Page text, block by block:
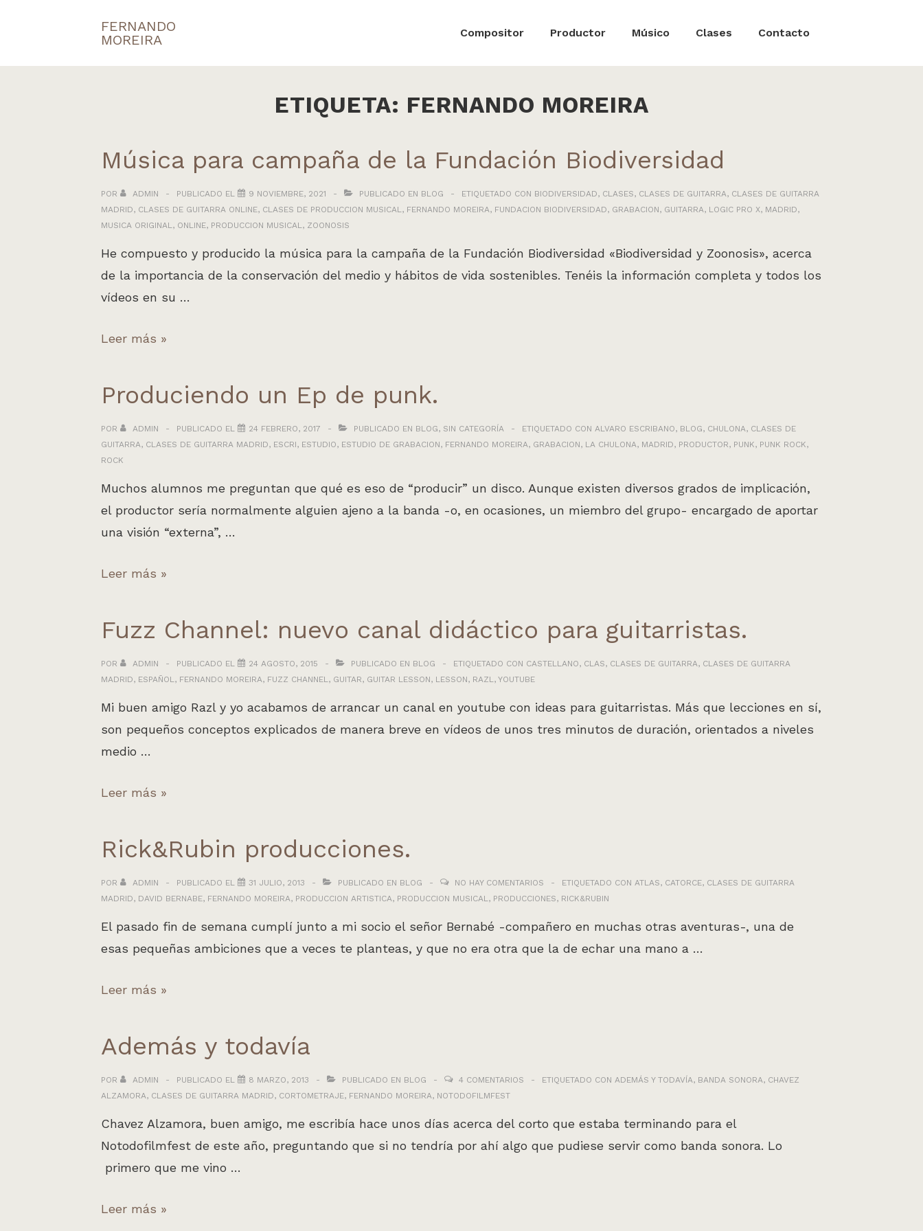
FERNANDO
MOREIRA
Compositor Productor Músico Clases Contacto
ETIQUETA: FERNANDO MOREIRA
Música para campaña de la Fundación Biodiversidad
POR ADMIN PUBLICADO EL 9 NOVIEMBRE, 2021 PUBLICADO EN BLOG ETIQUETADO CON BIODIVERSIDAD, CLASES, CLASES DE GUITARRA, CLASES DE GUITARRA
MADRID, CLASES DE GUITARRA ONLINE, CLASES DE PRODUCCION MUSICAL, FERNANDO MOREIRA, FUNDACION BIODIVERSIDAD, GRABACION, GUITARRA, LOGIC PRO X, MADRID,
MUSICA ORIGINAL, ONLINE, PRODUCCION MUSICAL, ZOONOSIS
He compuesto y producido la música para la campaña de la Fundación Biodiversidad «Biodiversidad y Zoonosis», acerca
de la importancia de la conservación del medio y hábitos de vida sostenibles. Tenéis la información completa y todos los
vídeos en su …
Música
de
la
Fundación
Leer más »
Produciendo un Ep de punk.
POR ADMIN PUBLICADO EL 24 FEBRERO, 2017 PUBLICADO EN BLOG, SIN CATEGORÍA ETIQUETADO CON ALVARO ESCRIBANO, BLOG, CHULONA, CLASES DE
GUITARRA, CLASES DE GUITARRA MADRID, ESCRI, ESTUDIO, ESTUDIO DE GRABACION, FERNANDO MOREIRA, GRABACION, LA CHULONA, MADRID, PRODUCTOR, PUNK, PUNK ROCK,
ROCK
Muchos alumnos me preguntan que qué es eso de “producir” un disco. Aunque existen diversos grados de implicación,
el productor sería normalmente alguien ajeno a la banda -o, en ocasiones, un miembro del grupo- encargado de aportar
una visión “externa”, …
Produciendo
de
punk.
Leer más »
Fuzz Channel: nuevo canal didáctico para guitarristas.
POR ADMIN PUBLICADO EL 24 AGOSTO, 2015 PUBLICADO EN BLOG ETIQUETADO CON CASTELLANO, CLAS, CLASES DE GUITARRA, CLASES DE GUITARRA
MADRID, ESPAÑOL, FERNANDO MOREIRA, FUZZ CHANNEL, GUITAR, GUITAR LESSON, LESSON, RAZL, YOUTUBE
Mi buen amigo Razl y yo acabamos de arrancar un canal en youtube con ideas para guitarristas. Más que lecciones en sí,
son pequeños conceptos explicados de manera breve en vídeos de unos tres minutos de duración, orientados a niveles
medio …
Fuzz
canal
didáctico
para
guitarristas.
Leer más »
Rick&Rubin producciones.
POR ADMIN PUBLICADO EL 31 JULIO, 2013 PUBLICADO EN BLOG NO HAY COMENTARIOS ETIQUETADO CON ATLAS, CATORCE, CLASES DE GUITARRA
MADRID, DAVID BERNABE, FERNANDO MOREIRA, PRODUCCION ARTISTICA, PRODUCCION MUSICAL, PRODUCCIONES, RICK&RUBIN
El pasado fin de semana cumplí junto a mi socio el señor Bernabé -compañero en muchas otras aventuras-, una de
esas pequeñas ambiciones que a veces te planteas, y que no era otra que la de echar una mano a …
Rick&Rubin
Leer más »
Además y todavía
POR ADMIN PUBLICADO EL 8 MARZO, 2013 PUBLICADO EN BLOG 4 COMENTARIOS ETIQUETADO CON ADEMÁS Y TODAVÍA, BANDA SONORA, CHAVEZ
ALZAMORA, CLASES DE GUITARRA MADRID, CORTOMETRAJE, FERNANDO MOREIRA, NOTODOFILMFEST
Chavez Alzamora, buen amigo, me escribía hace unos días acerca del corto que estaba terminando para el
Notodofilmfest de este año, preguntando que si no tendría por ahí algo que pudiese servir como banda sonora. Lo
primero que me vino …
Además
Leer más »